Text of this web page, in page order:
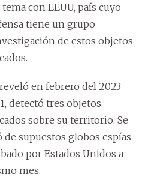
con EEUU, país cuyo
tiene un grupo
de estos objetos
en febrero del 2023
detectó tres objetos
sobre su territorio. Se
de supuestos globos espías
por Estados Unidos a
mes.